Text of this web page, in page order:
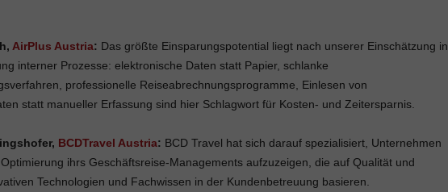
AirPlus Austria: Das größte Einsparungspotential liegt nach unserer Einschätzung in
interner Prozesse: elektronische Daten statt Papier, schlanke
professionelle Reiseabrechnungsprogramme, Einlesen von
statt manueller Erfassung sind hier Schlagwort für Kosten- und Zeitersparnis.
BCDTravel Austria: BCD Travel hat sich darauf spezialisiert, Unternehmen
ihrs Geschäftsreise-Managements aufzuzeigen, die auf Qualität und
Technologien und Fachwissen in der Kundenbetreuung basieren.